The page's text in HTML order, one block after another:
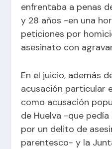
enfrentaba a penas
y 28 años -en una
peticiones por
asesinato con
En el juicio, además
acusación particular
como acusación
de Huelva -que
por un delito de
parentesco- y la